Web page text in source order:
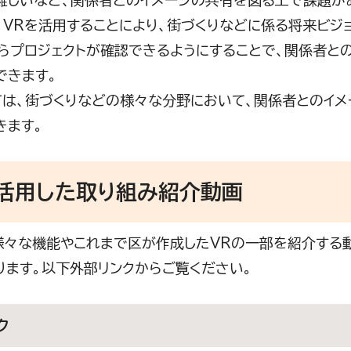
を活用することにより、街づくりなどに係る将来ビジ
プロジェクトが確認できるようにすることで、関係者と
ます。
、街づくりなどの様々な分野において、関係者とのイ
す。
用した取り組み紹介動画
機能やこれまで区が作成したVRの一部を紹介する
ます。以下外部リンクからご覧ください。